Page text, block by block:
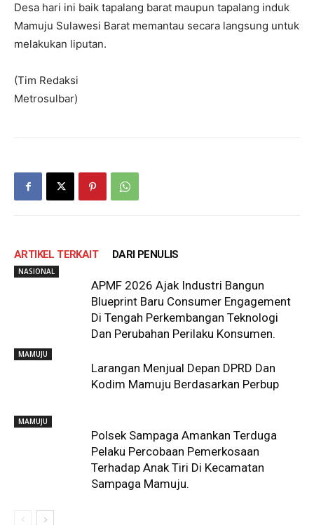
Desa hari ini baik tapalang barat maupun tapalang induk
Mamuju Sulawesi Barat memantau secara langsung untuk
melakukan liputan.
(Tim Redaksi
Metrosulbar)
ARTIKEL TERKAIT DARI PENULIS
NASIONAL
APMF 2026 Ajak Industri Bangun
Blueprint Baru Consumer Engagement
Di Tengah Perkembangan Teknologi
Dan Perubahan Perilaku Konsumen.
MAMUJU
Larangan Menjual Depan DPRD Dan
Kodim Mamuju Berdasarkan Perbup
MAMUJU
Polsek Sampaga Amankan Terduga
Pelaku Percobaan Pemerkosaan
Terhadap Anak Tiri Di Kecamatan
Sampaga Mamuju.